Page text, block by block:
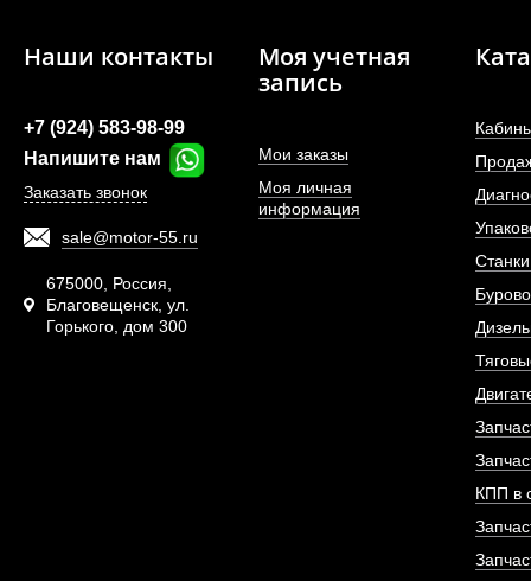
Фильтр топливный
двигателя
АРТИКУЛ:
ПОД
Наши контакты
+7 (924) 583-98-99
Напишите нам
Заказать звонок
sale@motor-55.ru
675000, Россия,
Благовещенск, ул.
Горького, дом 300
Моя учетная
запись
Мои заказы
Моя личная
информация
КПП в